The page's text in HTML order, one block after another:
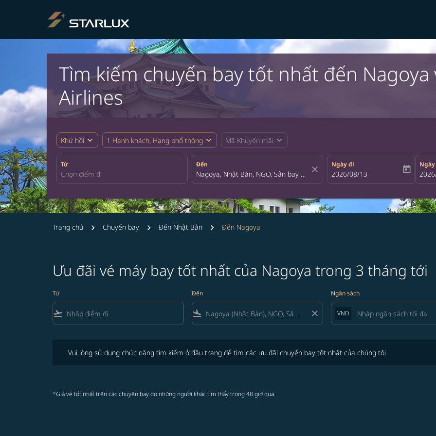
Tìm kiếm chuyến bay tốt nhất đến Nagoya
Airlines
Khứ hồi expand_more 1 Hành khách, Hạng phổ thông expand_more Mã Khuyến mãi expand_more
Từ Đến
close
Ngày đi
fc-booking-departure-date-aria-
2026/08/13 today fc-
Trang chủ Chuyến bay Đến Nhật Bản Đến Nagoya
Ưu đãi vé máy bay tốt nhất của Nagoya trong 3 tháng tới
Từ
flight_takeoff
Đến
flight_land close
Ngân sách
VND
Vui lòng sử dụng chức năng tìm kiếm ở đầu trang để tìm các ưu đãi chuyến bay tốt nhất của chúng tôi
*Giá vé tốt nhất trên các chuyến bay do những người khác tìm thấy trong 48 giờ qua.